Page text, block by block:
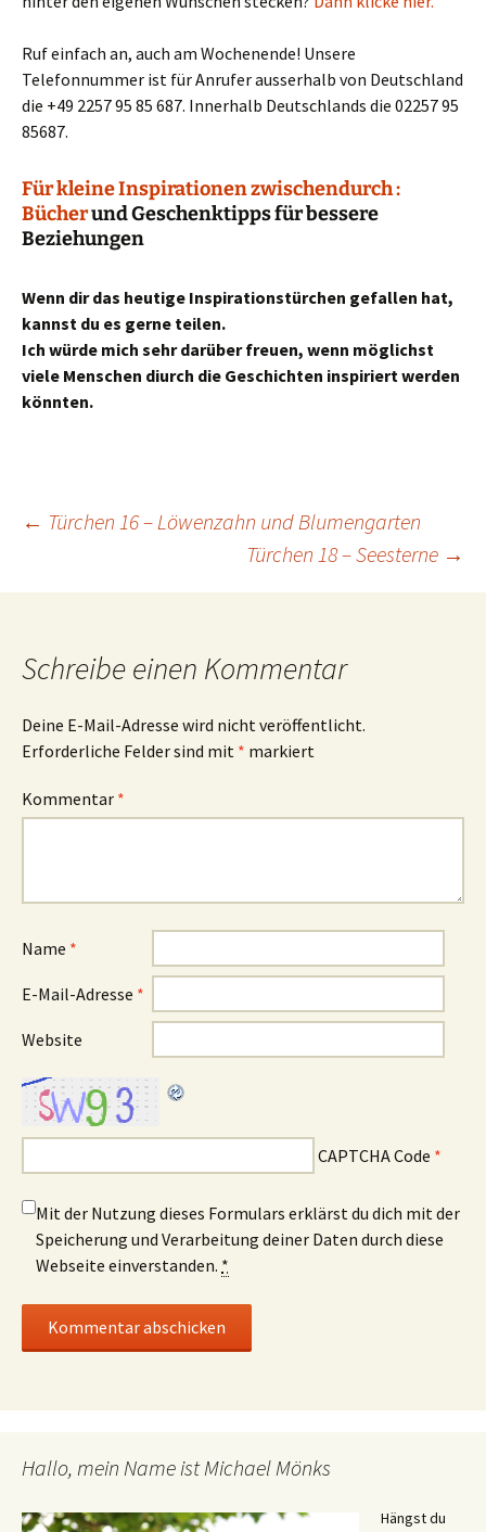
Ruf einfach an, auch am Wochenende! Unsere
Telefonnummer ist für Anrufer ausserhalb von Deutschland
die +49 2257 95 85 687. Innerhalb Deutschlands die 02257 95
85687.
Für kleine Inspirationen zwischendurch :
Bücherund Geschenktipps für bessere
Beziehungen
Wenn dir das heutige Inspirationstürchen gefallen hat,
kannst du es gerne teilen.
Ich würde mich sehr darüber freuen, wenn möglichst
viele Menschen diurch die Geschichten inspiriert werden
könnten.
Beitragsnavigation
← Türchen 16 – Löwenzahn und Blumengarten
Türchen 18 – Seesterne →
Schreibe einen Kommentar
Deine E-Mail-Adresse wird nicht veröffentlicht.
Erforderliche Felder sind mit * markiert
Kommentar *
Name *
E-Mail-Adresse *
Website
CAPTCHA Code *
Mit der Nutzung dieses Formulars erklärst du dich mit der
Speicherung und Verarbeitung deiner Daten durch diese
Webseite einverstanden. *
Hallo, mein Name ist Michael Mönks
Hängst du